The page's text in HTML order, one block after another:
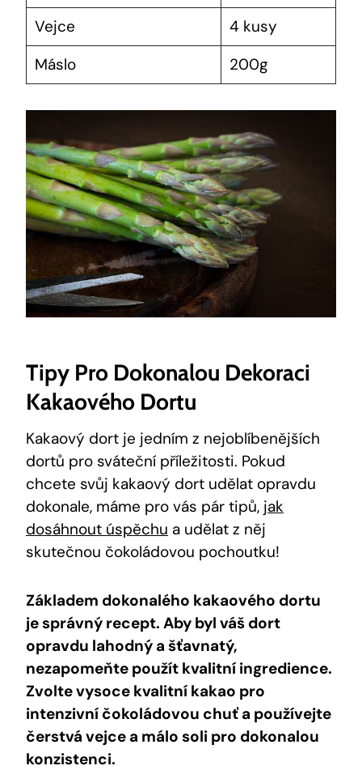
Vejce
4 ⁣kusy
Máslo
200g
Tipy Pro Dokonalou ‌dekoraci
Kakaového Dortu
Kakaový dort je jedním z nejoblíbenějších
⁣dortů pro sváteční příležitosti. Pokud
chcete svůj kakaový⁢ dort udělat opravdu
dokonale, máme pro vás pár tipů, jak
dosáhnout úspěchu a udělat z něj
skutečnou čokoládovou pochoutku!
Základem ‍dokonalého kakaového⁤ dortu
je ⁤správný⁤ recept. Aby‌ byl váš dort
‌opravdu lahodný a šťavnatý,
nezapomeňte použít kvalitní ingredience.
Zvolte⁤ vysoce kvalitní kakao⁤ pro
intenzivní čokoládovou chuť​ a používejte
čerstvá vejce a ​málo soli pro ​dokonalou
⁢konzistenci.